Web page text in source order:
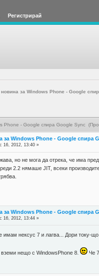
Регистрирай
за Windows Phone - Google
Phone - Google спира Google Sync
за Windows Phone - Google спира
16, 2012, 13:40 »
но не мога да отрека, че има
2.2 нямаше JIT, всеки
за Windows Phone - Google спира
16, 2012, 13:44 »
имам нексус 7 и лагва... Дори току-
вземи нещо с WindowsPhone 8. Че